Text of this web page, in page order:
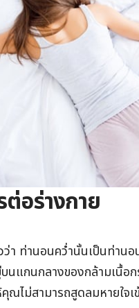
อร่างกาย
า ท่านอนคว่ำนั้นเป็นท่านอ
แกนกลางของกล้ามเนื้อ
ไม่สามารถสูดลมหายใจเ